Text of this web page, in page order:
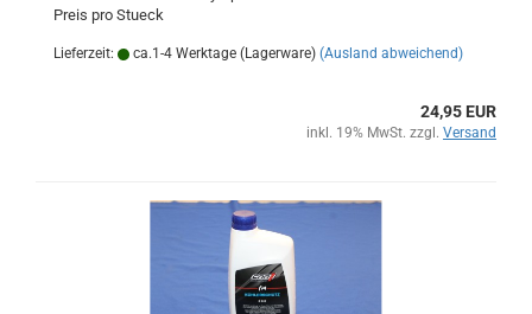
Preis pro Stueck
Lieferzeit: ca.1-4 Werktage (Lagerware) (Ausland abweichend)
24,95 EUR
inkl. 19% MwSt. zzgl. Versand